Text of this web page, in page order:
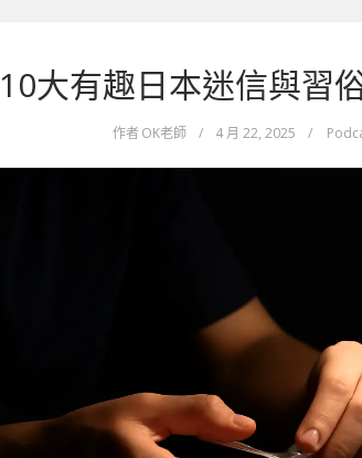
10大有趣日本迷信與習
作者 OK老師 / 4 月 22, 2025 /